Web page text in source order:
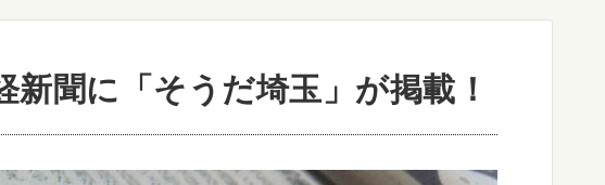
聞に「そうだ埼玉」が掲載！